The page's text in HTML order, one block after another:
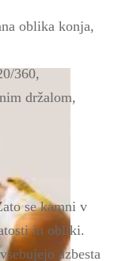
oblika konja,
360,
držalom,
se kamni v
in obliki.
azbesta